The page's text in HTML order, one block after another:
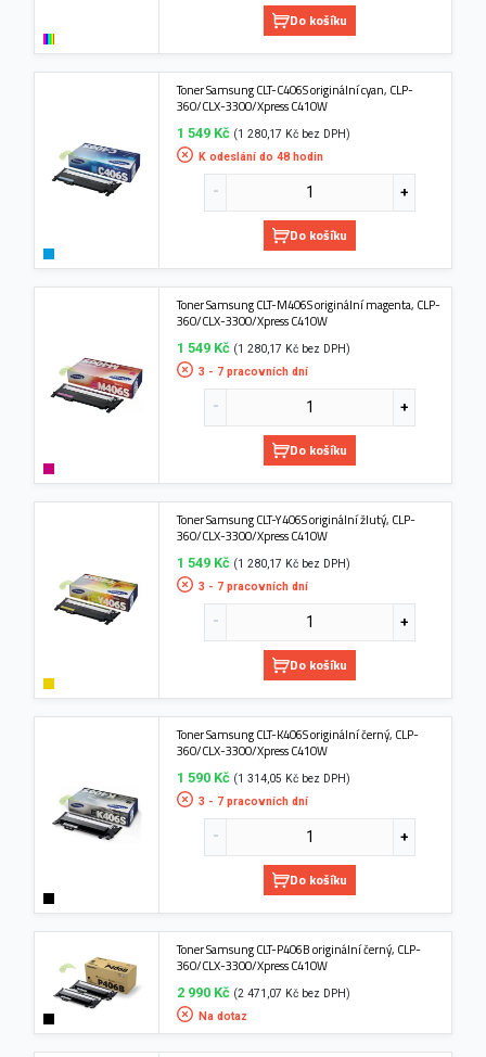
Do košíku
Toner Samsung CLT-C406S originální cyan, CLP-
360/CLX-3300/Xpress C410W
1 549 Kč (1 280,17 Kč bez DPH)
K odeslání do 48 hodin
Do košíku
Toner Samsung CLT-M406S originální magenta, CLP-
360/CLX-3300/Xpress C410W
1 549 Kč (1 280,17 Kč bez DPH)
3 - 7 pracovních dní
Do košíku
Toner Samsung CLT-Y406S originální žlutý, CLP-
360/CLX-3300/Xpress C410W
1 549 Kč (1 280,17 Kč bez DPH)
3 - 7 pracovních dní
Do košíku
Toner Samsung CLT-K406S originální černý, CLP-
360/CLX-3300/Xpress C410W
1 590 Kč (1 314,05 Kč bez DPH)
3 - 7 pracovních dní
Do košíku
Toner Samsung CLT-P406B originální černý, CLP-
360/CLX-3300/Xpress C410W
2 990 Kč (2 471,07 Kč bez DPH)
Na dotaz